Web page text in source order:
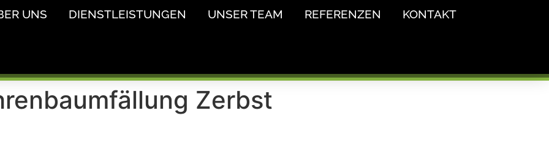
UNS DIENSTLEISTUNGEN UNSER TEAM REFERENZEN KONTAKT
Zerbst